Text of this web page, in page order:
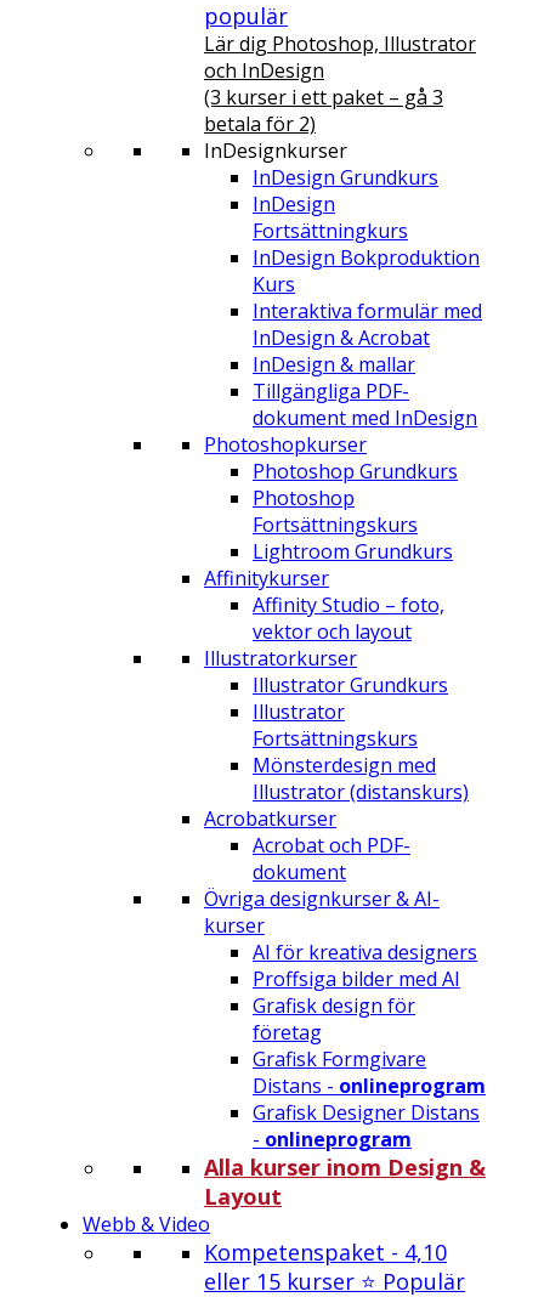
populär
Lär dig Photoshop, Illustrator
och InDesign
(3 kurser i ett paket – gå 3
betala för 2)
InDesignkurser
InDesign Grundkurs
InDesign
Fortsättningkurs
InDesign Bokproduktion
Kurs
Interaktiva formulär med
InDesign & Acrobat
InDesign & mallar
Tillgängliga PDF-
dokument med InDesign
Photoshopkurser
Photoshop Grundkurs
Photoshop
Fortsättningskurs
Lightroom Grundkurs
Affinitykurser
Affinity Studio – foto,
vektor och layout
Illustratorkurser
Illustrator Grundkurs
Illustrator
Fortsättningskurs
Mönsterdesign med
Illustrator (distanskurs)
Acrobatkurser
Acrobat och PDF-
dokument
Övriga designkurser & AI-
kurser
AI för kreativa designers
Proffsiga bilder med AI
Grafisk design för
företag
Grafisk Formgivare
Distans - onlineprogram
Grafisk Designer Distans
- onlineprogram
Alla kurser inom Design &
Layout
Webb & Video
Kompetenspaket - 4,10
eller 15 kurser ⭐ Populär